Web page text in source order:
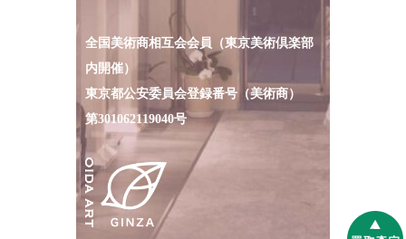
全国美術商相互会会員（東京美術倶楽部
内開催）
東京都公安委員会登録番号（美術商）
第301062119040号